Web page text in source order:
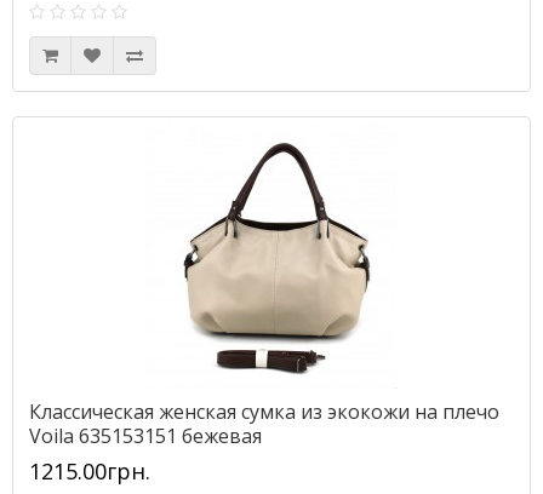
Классическая женская сумка из экокожи на плечо
Voila 635153151 бежевая
1215.00грн.